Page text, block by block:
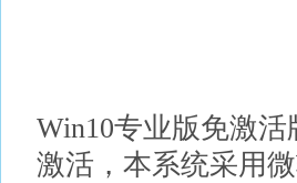
Win10专业版免激
激活，本系统采用